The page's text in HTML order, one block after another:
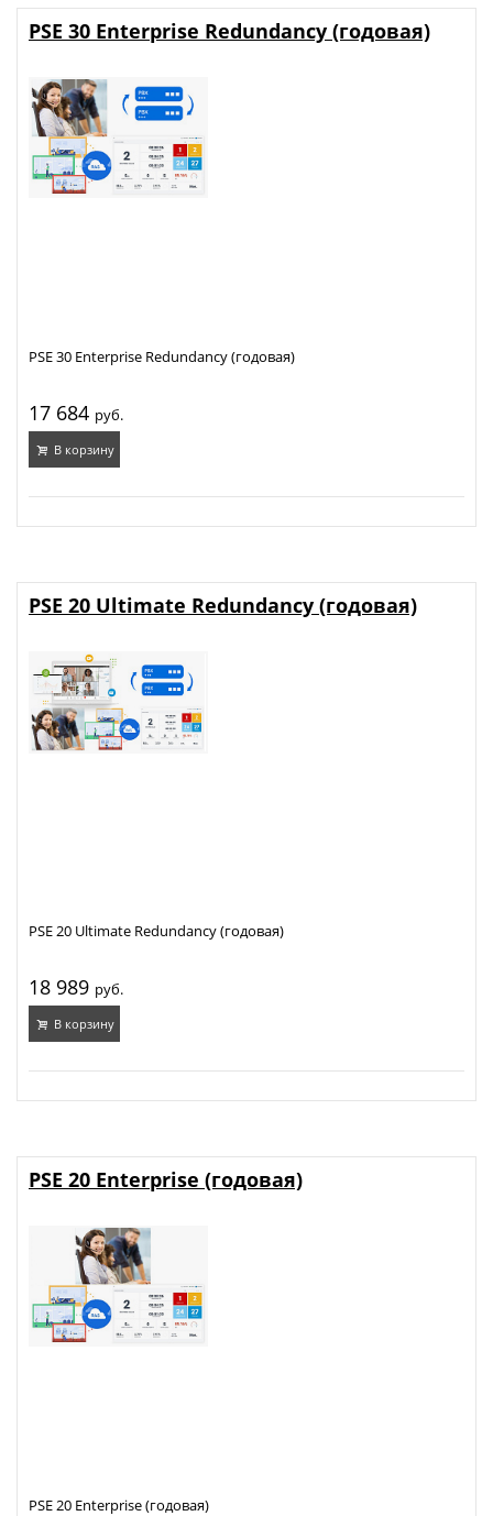
17 684 руб.
В корзину
PSE 30 Enterprise Redundancy (годовая)
PSE 30 Enterprise Redundancy (годовая)
18 989 руб.
В корзину
PSE 20 Ultimate Redundancy (годовая)
PSE 20 Ultimate Redundancy (годовая)
PSE 20 Enterprise (годовая)
PSE 20 Enterprise (годовая)